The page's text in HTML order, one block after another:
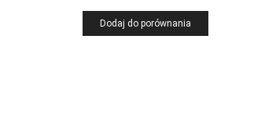
Dodaj do porównania